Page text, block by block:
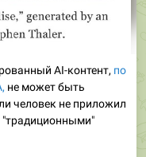
AI-контент, по
не может быть
человек не приложил
"традиционными"